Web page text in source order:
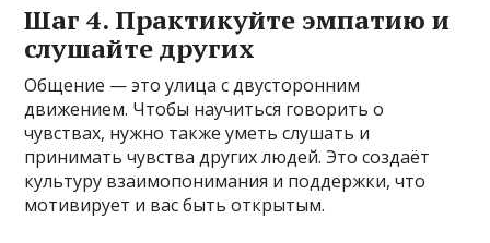
Шаг 4. Практикуйте эмпатию и
слушайте других
Общение — это улица с двусторонним
движением. Чтобы научиться говорить о
чувствах, нужно также уметь слушать и
принимать чувства других людей. Это создаёт
культуру взаимопонимания и поддержки, что
мотивирует и вас быть открытым.